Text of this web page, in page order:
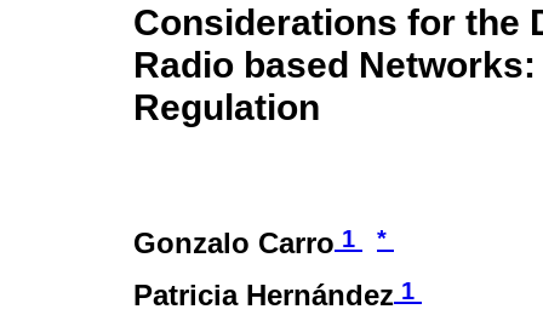
Considerations for the
Radio based
Regulation
Gonzalo Carro 1 *
Patricia Hernández 1